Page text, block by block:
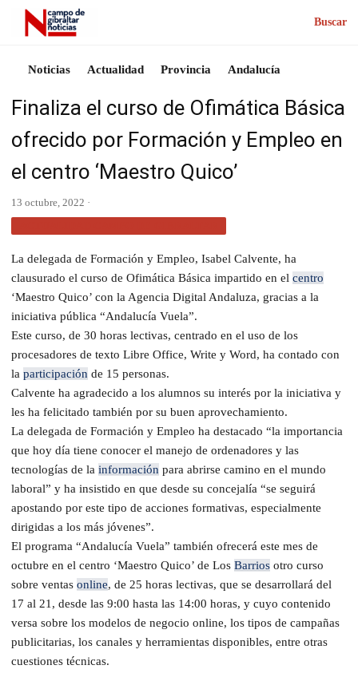
Buscar
Noticias Actualidad Provincia Andalucía
Finaliza el curso de Ofimática Básica
ofrecido por Formación y Empleo en
el centro ‘Maestro Quico’
13 octubre, 2022 ·
La delegada de Formación y Empleo, Isabel Calvente, ha
clausurado el curso de Ofimática Básica impartido en el centro
‘Maestro Quico’ con la Agencia Digital Andaluza, gracias a la
iniciativa pública “Andalucía Vuela”.
Este curso, de 30 horas lectivas, centrado en el uso de los
procesadores de texto Libre Office, Write y Word, ha contado con
la participación de 15 personas.
Calvente ha agradecido a los alumnos su interés por la iniciativa y
les ha felicitado también por su buen aprovechamiento.
La delegada de Formación y Empleo ha destacado “la importancia
que hoy día tiene conocer el manejo de ordenadores y las
tecnologías de la información para abrirse camino en el mundo
laboral” y ha insistido en que desde su concejalía “se seguirá
apostando por este tipo de acciones formativas, especialmente
dirigidas a los más jóvenes”.
El programa “Andalucía Vuela” también ofrecerá este mes de
octubre en el centro ‘Maestro Quico’ de Los Barrios otro curso
sobre ventas online, de 25 horas lectivas, que se desarrollará del
17 al 21, desde las 9:00 hasta las 14:00 horas, y cuyo contenido
versa sobre los modelos de negocio online, los tipos de campañas
publicitarias, los canales y herramientas disponibles, entre otras
cuestiones técnicas.